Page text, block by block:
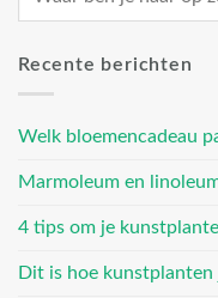
Recente berichten
Welk bloemencadeau
Marmoleum en
4 tips om je
Dit is hoe kunstplanten